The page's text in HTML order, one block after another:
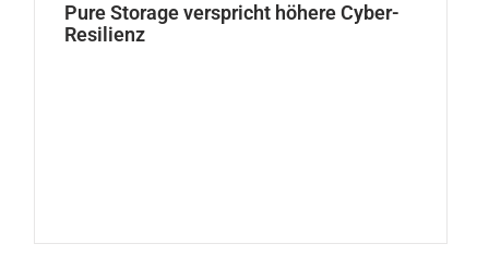
Pure Storage verspricht höhere Cyber-
Resilienz